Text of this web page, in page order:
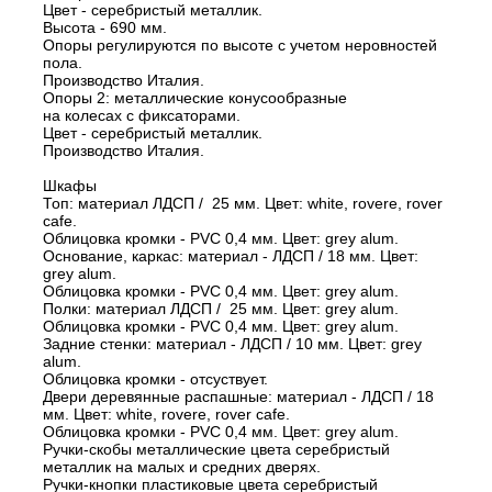
Цвет - серебристый металлик.
Высота - 690 мм.
Опоры регулируются по высоте с учетом неровностей
пола.
Производство Италия.
Опоры 2: металлические конусообразные
на колесах с фиксаторами.
Цвет - серебристый металлик.
Производство Италия.
Шкафы
Топ: материал ЛДСП / 25 мм. Цвет: white, rovere, rover
cafe.
Облицовка кромки - PVC 0,4 мм. Цвет: grey alum.
Основание, каркас: материал - ЛДСП / 18 мм. Цвет:
grey alum.
Облицовка кромки - PVC 0,4 мм. Цвет: grey alum.
Полки: материал ЛДСП / 25 мм. Цвет: grey alum.
Облицовка кромки - PVC 0,4 мм. Цвет: grey alum.
Задние стенки: материал - ЛДСП / 10 мм. Цвет: grey
alum.
Облицовка кромки - отсуствует.
Двери деревянные распашные: материал - ЛДСП / 18
мм. Цвет: white, rovere, rover cafe.
Облицовка кромки - PVC 0,4 мм. Цвет: grey alum.
Ручки-скобы металлические цвета серебристый
металлик на малых и средних дверях.
Ручки-кнопки пластиковые цвета серебристый